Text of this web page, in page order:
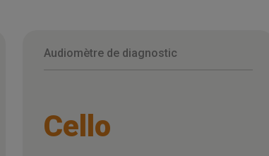
Audiomètre de diagnostic
Cello